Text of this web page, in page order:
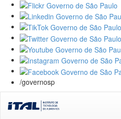
/governosp
navigation